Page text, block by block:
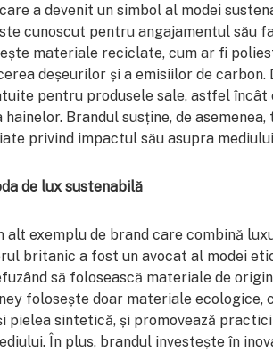
a devenit un simbol al modei
cunoscut pentru angajamentul său
materiale reciclate, cum ar fi
deșeurilor și a emisiilor de carbon.
pentru produsele sale, astfel încât
Brandul susține, de
privind impactul său asupra
de lux sustenabilă
exemplu de brand care combină
britanic a fost un avocat al modei
să folosească materiale de
folosește doar materiale ecologice,
pielea sintetică, și promovează
În plus, brandul investește în